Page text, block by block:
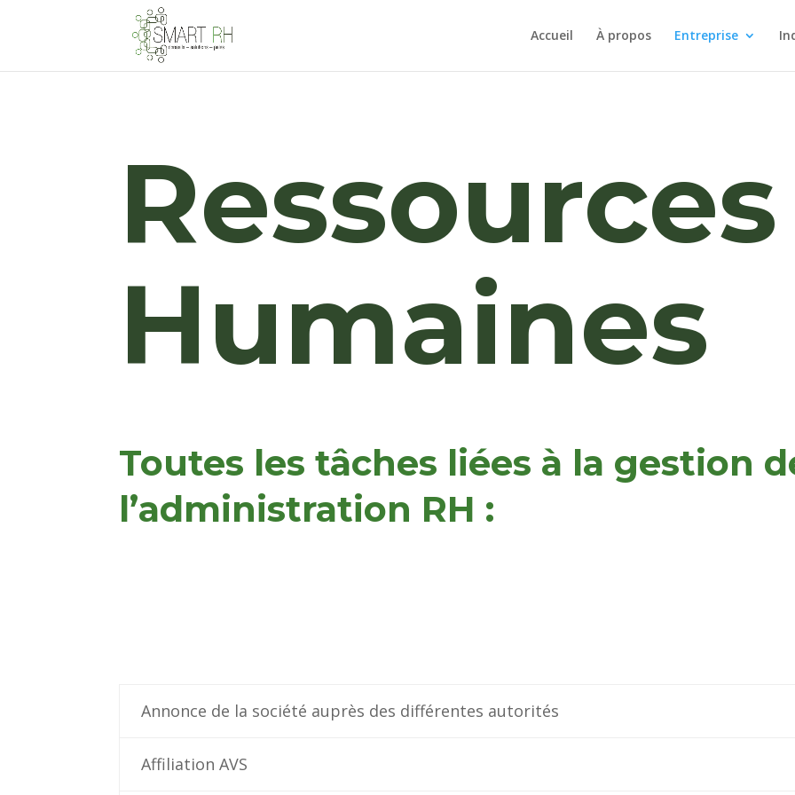
Accueil À propos Entreprise
Ressources
Humaines
Toutes les tâches liées à la gestion
l’administration RH :
Annonce de la société auprès des différentes autorités
Affiliation AVS